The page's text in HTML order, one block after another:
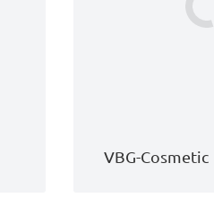
VBG-Cosmetic